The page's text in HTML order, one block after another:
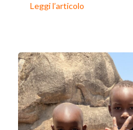
Leggi l’articolo